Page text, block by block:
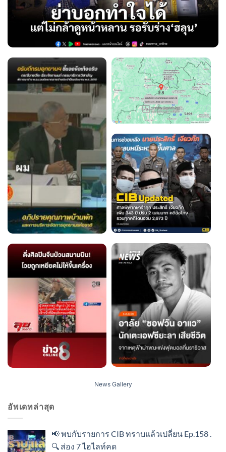
News Gallery
อัพเดทล่าสุด
📢 พบกับรายการ CIB ทราบแล้วเปลี่ยน Ep.158 .
🔍 ส่อง 7 ไฮไลท์คด